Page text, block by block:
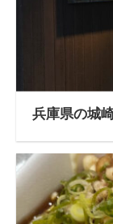
兵庫県の城